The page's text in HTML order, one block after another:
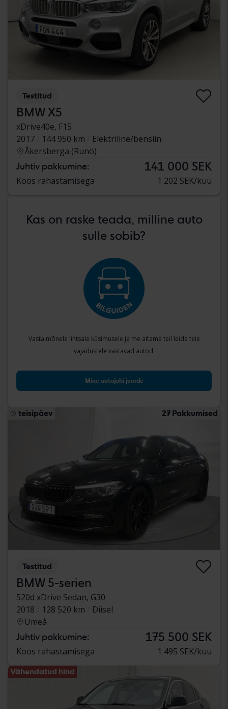
Testitud
BMW X5
xDrive40e, F15
2017
144 950 km
Elektriline/bensiin
Åkersberga (Runö)
Juhtiv pakkumine: 141 000 SEK
Koos rahastamisega 1 202 SEK/kuu
Kas on raske teada, milline auto
sulle sobib?
Vasta mõnele lihtsale küsimusele ja me aitame teil leida teie
vajadustele vastavad autod.
Mine autojuhi juurde
teisipäev 27 Pakkumised
Testitud
BMW 5-serien
520d xDrive Sedan, G30
2018
128 520 km
Diisel
Umeå
Juhtiv pakkumine: 175 500 SEK
Koos rahastamisega 1 495 SEK/kuu
Vähendatud hind